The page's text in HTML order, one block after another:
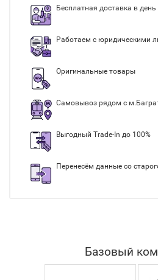
Бесплатная доставка в
Работаем с юридическими
Оригинальные товары
Самовывоз рядом с
Выгодный Trade-In до 100%
Перенесём данные со
Базовый